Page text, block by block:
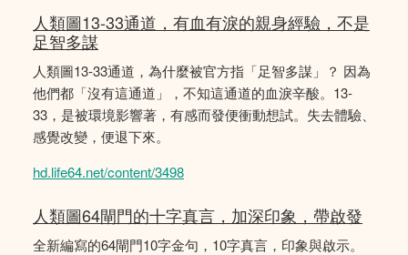
人類圖13-33通道，有血有淚的親身經驗，不是
足智多謀
人類圖13-33通道，為什麼被官方指「足智多謀」？ 因為
他們都「沒有這通道」，不知這通道的血淚辛酸。13-
33，是被環境影響著，有感而發便衝動想試。失去體驗、
感覺改變，便退下來。
hd.life64.net/content/3498
人類圖64閘門的十字真言，加深印象，帶啟發
全新編寫的64閘門10字金句，10字真言，印象與啟示。